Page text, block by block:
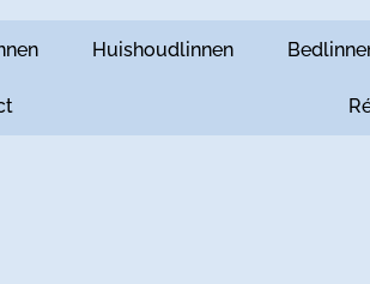
Huishoudlinnen